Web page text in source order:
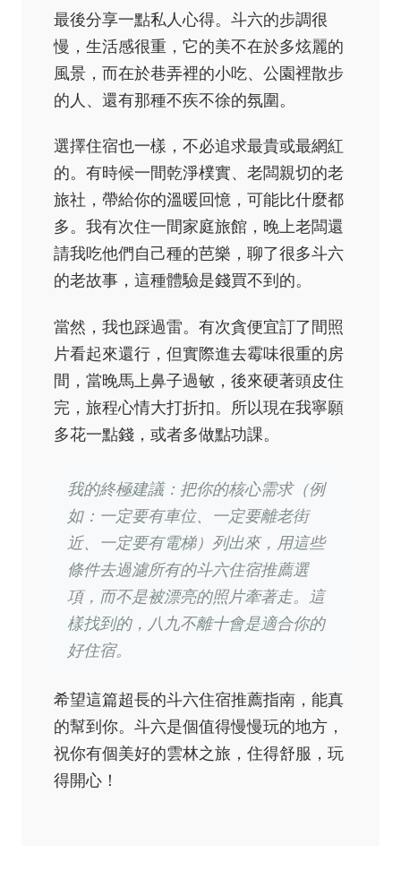
最後分享一點私人心得。斗六的步調很
慢，生活感很重，它的美不在於多炫麗的
風景，而在於巷弄裡的小吃、公園裡散步
的人、還有那種不疾不徐的氛圍。
選擇住宿也一樣，不必追求最貴或最網紅
的。有時候一間乾淨樸實、老闆親切的老
旅社，帶給你的溫暖回憶，可能比什麼都
多。我有次住一間家庭旅館，晚上老闆還
請我吃他們自己種的芭樂，聊了很多斗六
的老故事，這種體驗是錢買不到的。
當然，我也踩過雷。有次貪便宜訂了間照
片看起來還行，但實際進去霉味很重的房
間，當晚馬上鼻子過敏，後來硬著頭皮住
完，旅程心情大打折扣。所以現在我寧願
多花一點錢，或者多做點功課。
我的終極建議：把你的核心需求（例
如：一定要有車位、一定要離老街
近、一定要有電梯）列出來，用這些
條件去過濾所有的斗六住宿推薦選
項，而不是被漂亮的照片牽著走。這
樣找到的，八九不離十會是適合你的
好住宿。
希望這篇超長的斗六住宿推薦指南，能真
的幫到你。斗六是個值得慢慢玩的地方，
祝你有個美好的雲林之旅，住得舒服，玩
得開心！